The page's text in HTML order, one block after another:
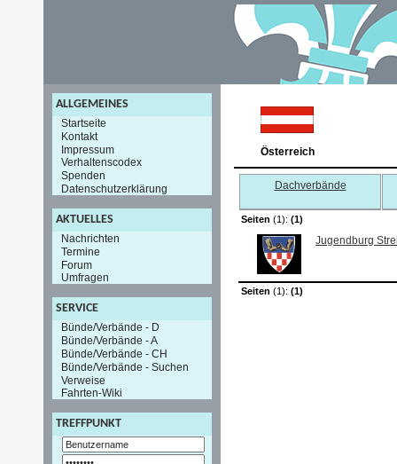
ALLGEMEINES
Startseite
Kontakt
Impressum
Verhaltenscodex
Spenden
Datenschutzerklärung
AKTUELLES
Nachrichten
Termine
Forum
Umfragen
SERVICE
Bünde/Verbände - D
Bünde/Verbände - A
Bünde/Verbände - CH
Bünde/Verbände - Suchen
Verweise
Fahrten-Wiki
TREFFPUNKT
Österreich
Dachverbände
Seiten (1): (1)
Jugendburg
Seiten (1): (1)